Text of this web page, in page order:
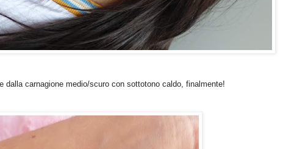
dalla carnagione medio/scuro con sottotono caldo, finalmente!